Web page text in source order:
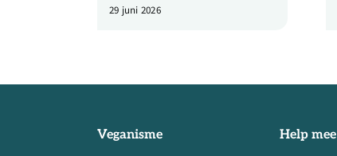
29 juni 2026
Veganisme Help mee